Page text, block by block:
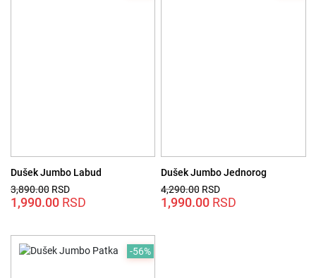
Dušek Jumbo Labud
3,890.00 RSD
Originalna
cena
3,890.00 RSD.
1,990.00 RSD
Trenutna
cena
je:
Dušek Jumbo Jednorog
4,290.00 RSD
Originalna
cena
1,990.00 RSD
Trenutna
cena
je:
-56%